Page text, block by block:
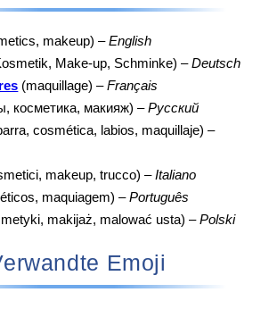
makeup) –English
Make-up, Schminke) –Deutsch
(maquillage) –Français
косметика, макияж) –Русский
cosmética, labios, maquillaje) –
makeup, trucco) –Italiano
maquiagem) –Português
makijaż, malować usta) –Polski
Emoji